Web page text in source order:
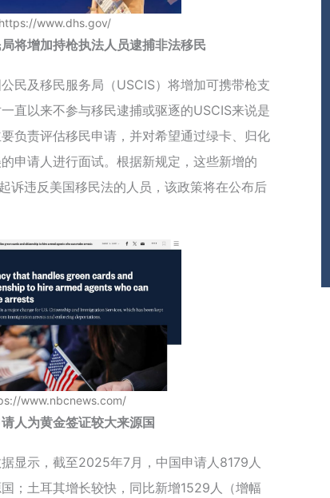
https://www.dhs.gov/
将增加持枪执法人员逮捕非法移民
民及移民服务局（USCIS）将增加可携带枪支
直以来不参与移民逮捕或驱逐的USCIS来说是
负责评估移民申请，并对希望通过绿卡、归化
申请人进行面试。根据新规定，这些新增的
诉违反美国移民法的人员，该政策将在公布后
www.nbcnews.com/
人为黄金签证较大来源国
显示，截至2025年7月，中国申请人8179人
国；土耳其增长较快，同比新增1529人（增幅